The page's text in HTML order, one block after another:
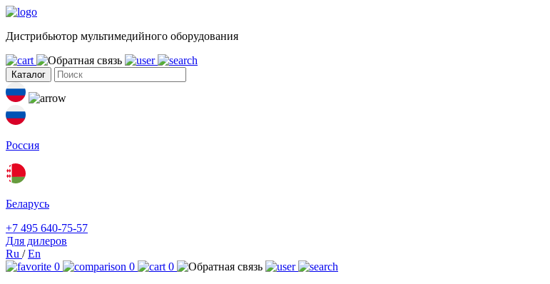
Дистрибьютор мультимедийного оборудования
Каталог
Россия
Беларусь
+7 495 640-75-57
Для дилеров
Ru /En
0
0
0